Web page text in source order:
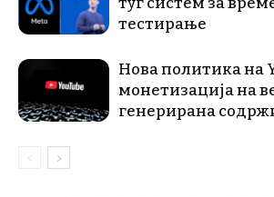
тестирање
Нова политика на
монетизација на
генерирана